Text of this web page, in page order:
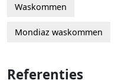
Waskommen
Mondiaz waskommen
Referenties